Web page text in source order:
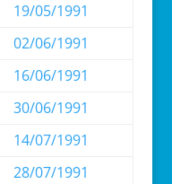
19/05/1991
02/06/1991
16/06/1991
30/06/1991
14/07/1991
28/07/1991